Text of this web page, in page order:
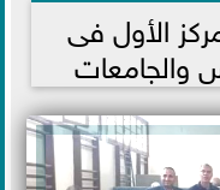
الأول فى
والجامعات